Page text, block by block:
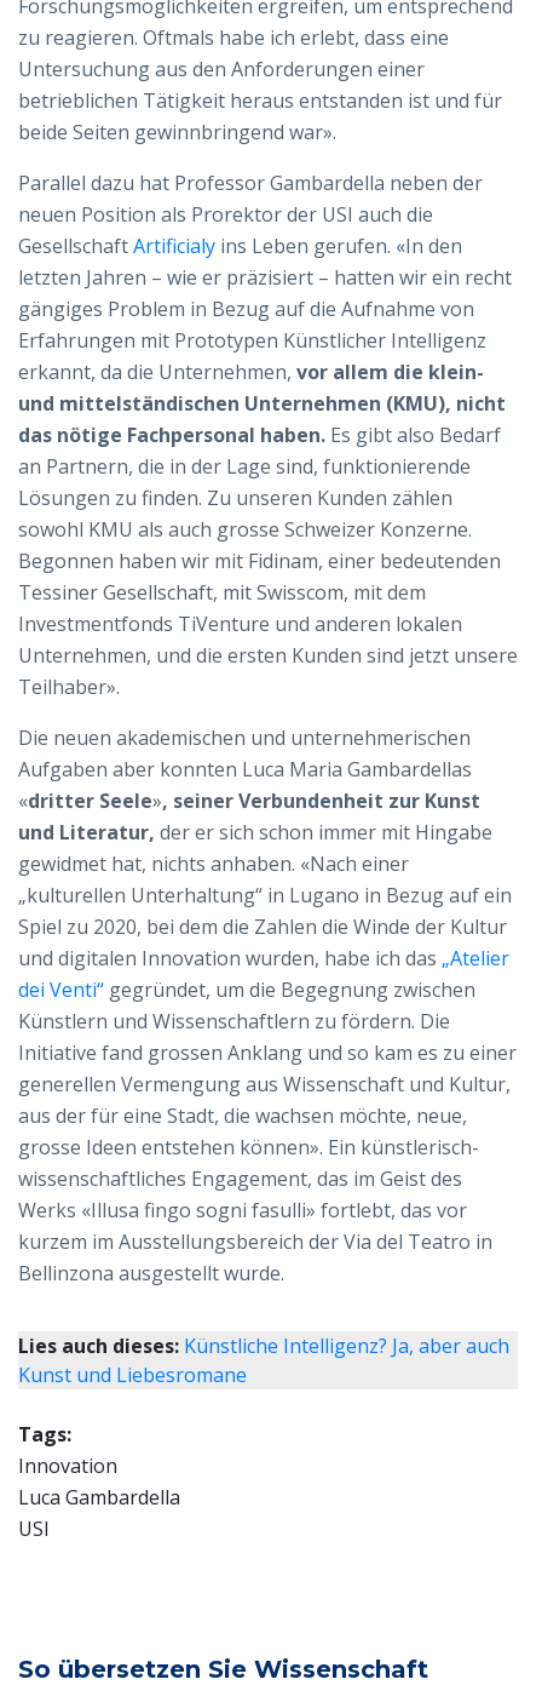
Forschungsmöglichkeiten ergreifen, um entsprechend
zu reagieren. Oftmals habe ich erlebt, dass eine
Untersuchung aus den Anforderungen einer
betrieblichen Tätigkeit heraus entstanden ist und für
beide Seiten gewinnbringend war».
Parallel dazu hat Professor Gambardella neben der
neuen Position als Prorektor der USI auch die
GesellschaftArtificialy ins Leben gerufen. «In den
letzten Jahren – wie er präzisiert – hatten wir ein recht
gängiges Problem in Bezug auf die Aufnahme von
Erfahrungen mit Prototypen Künstlicher Intelligenz
erkannt, da die Unternehmen, vor allem die klein-
und mittelständischen Unternehmen (KMU), nicht
das nötige Fachpersonal haben. Es gibt also Bedarf
an Partnern, die in der Lage sind, funktionierende
Lösungen zu finden. Zu unseren Kunden zählen
sowohl KMU als auch grosse Schweizer Konzerne.
Begonnen haben wir mit Fidinam, einer bedeutenden
Tessiner Gesellschaft, mit Swisscom, mit dem
Investmentfonds TiVenture und anderen lokalen
Unternehmen, und die ersten Kunden sind jetzt unsere
Teilhaber».
Die neuen akademischen und unternehmerischen
Aufgaben aber konnten Luca Maria Gambardellas
«dritter Seele», seiner Verbundenheit zur Kunst
und Literatur, der er sich schon immer mit Hingabe
gewidmet hat, nichts anhaben. «Nach einer
„kulturellen Unterhaltung“ in Lugano in Bezug auf ein
Spiel zu 2020, bei dem die Zahlen die Winde der Kultur
und digitalen Innovation wurden, habe ich das „Atelier
dei Venti“ gegründet, um die Begegnung zwischen
Künstlern und Wissenschaftlern zu fördern. Die
Initiative fand grossen Anklang und so kam es zu einer
generellen Vermengung aus Wissenschaft und Kultur,
aus der für eine Stadt, die wachsen möchte, neue,
grosse Ideen entstehen können». Ein künstlerisch-
wissenschaftliches Engagement, das im Geist des
Werks «Illusa fingo sogni fasulli» fortlebt, das vor
kurzem im Ausstellungsbereich der Via del Teatro in
Bellinzona ausgestellt wurde.
Lies auch dieses: Künstliche Intelligenz? Ja, aber auch
Kunst und Liebesromane
Tags:
Innovation
Luca Gambardella
USI
So übersetzen Sie Wissenschaft